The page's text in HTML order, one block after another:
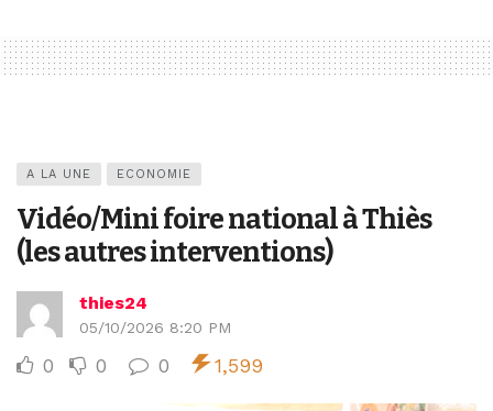
A LA UNE ECONOMIE
Vidéo/Mini foire national à Thiès
(les autres interventions)
thies24
05/10/2026 8:20 PM
0 0 0 1,599